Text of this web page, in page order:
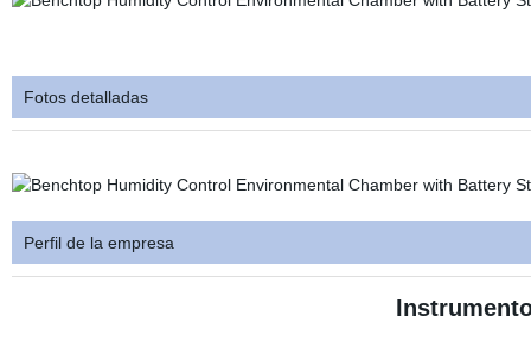
Fotos detalladas
Perfil de la empresa